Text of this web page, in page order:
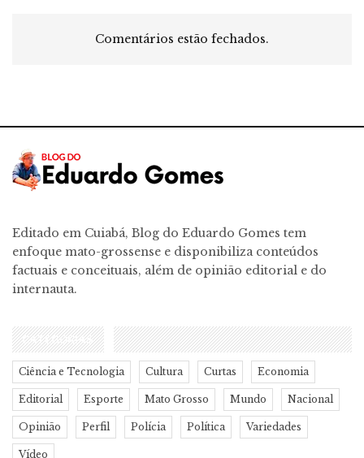
Comentários estão fechados.
Editado em Cuiabá, Blog do Eduardo Gomes tem
enfoque mato-grossense e disponibiliza conteúdos
factuais e conceituais, além de opinião editorial e do
internauta.
CATEGORIAS
Ciência e Tecnologia Cultura Curtas Economia
Editorial Esporte Mato Grosso Mundo Nacional
Opinião Perfil Polícia Política Variedades
Vídeo